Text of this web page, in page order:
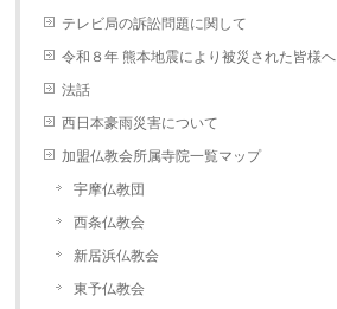
テレビ局の訴訟問題に関して
令和８年 熊本地震により被災された皆様へ
法話
西日本豪雨災害について
加盟仏教会所属寺院一覧マップ
宇摩仏教団
西条仏教会
新居浜仏教会
東予仏教会